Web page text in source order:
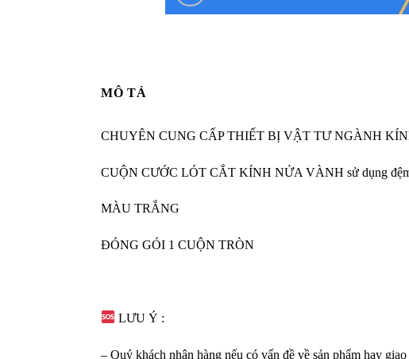
MÔ TẢ
CHUYÊN CUNG CẤP THIẾT BỊ VẬT TƯ NGÀNH
CUỘN CƯỚC LÓT CẮT KÍNH NỬA VÀNH sử dụng đệm
MÀU TRẮNG
ĐÓNG GÓI 1 CUỘN TRÒN
LƯU Ý :
– Quý khách nhận hàng nếu có vấn đề về sản phẩm hay